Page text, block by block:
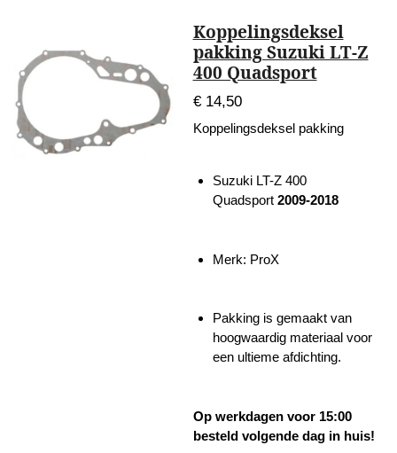
Koppelingsdeksel
pakking Suzuki LT-Z
400 Quadsport
€ 14,50
Koppelingsdeksel pakking
Suzuki LT-Z 400
Quadsport 2009-2018
Merk: ProX
Pakking is gemaakt van
hoogwaardig materiaal voor
een ultieme afdichting.
Op werkdagen voor 15:00
besteld volgende dag in huis!